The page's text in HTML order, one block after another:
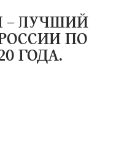
– ЛУЧШИЙ
ПО
ГОДА.